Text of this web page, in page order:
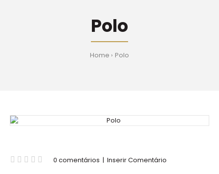
Polo
Home Polo
0 comentários | Inserir Comentário